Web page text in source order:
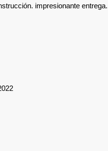
impresionante entrega.